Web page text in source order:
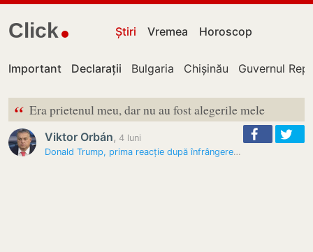
Click Știri Vremea Horoscop
Important Declarații Bulgaria Chișinău Guvernul
“ Era prietenul meu, dar nu au fost alegerile mele
Viktor Orbán, 4 luni
Donald Trump, prima reacție după înfrângerea suferită de Viktor Orban:…